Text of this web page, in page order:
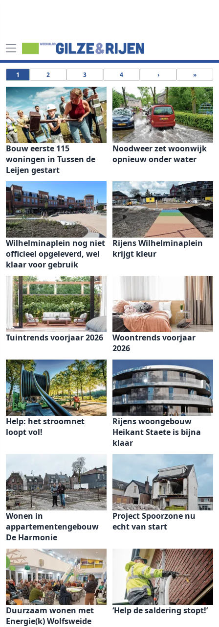
1 2 3 4 › »
Bouw eerste 115
woningen in Tussen de
Leijen gestart
Noodweer zet woonwijk
opnieuw onder water
Wilhelminaplein nog niet
officieel opgeleverd, wel
klaar voor gebruik
Rijens Wilhelminaplein
krijgt kleur
Tuintrends voorjaar 2026
Woontrends voorjaar
2026
Help: het stroomnet
loopt vol!
Rijens woongebouw
Heikant Staete is bijna
klaar
Wonen in
appartementengebouw
De Harmonie
Project Spoorzone nu
echt van start
Duurzaam wonen met
Energie(k) Wolfsweide
‘Help de saldering stopt!’